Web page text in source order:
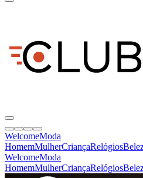
WelcomeModa
HomemMulherCriançaRelógios
WelcomeModa
HomemMulherCriançaRelógios